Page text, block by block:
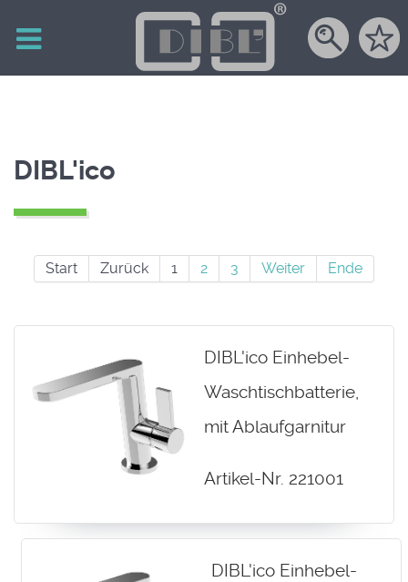
DIBL'ico
Start Zurück 1 2 3 Weiter Ende
DIBL'ico Einhebel-
Waschtischbatterie,
mit Ablaufgarnitur
Artikel-Nr. 221001
DIBL'ico Einhebel-